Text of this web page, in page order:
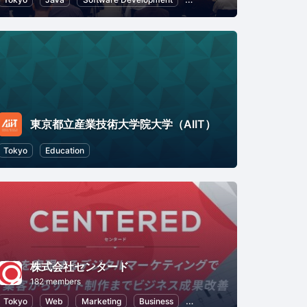
Business Professional Networking
東京都立産業技術大学院大学（AIIT）
Tokyo Education
株式会社センタード
182 members
Tokyo
Web Marketing Business Public Relations